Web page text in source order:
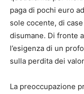
paga di pochi euro
sole cocente, di
disumane. Di fronte
l’esigenza di un
sulla perdita dei
La preoccupazione